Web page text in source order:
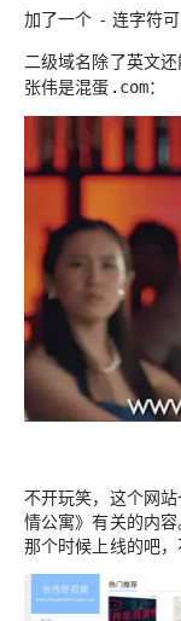
加了一个 - 连字符
二级域名除了英文
张伟是混蛋.com：
不开玩笑，这个网
情公寓》有关的内
那个时候上线的吧